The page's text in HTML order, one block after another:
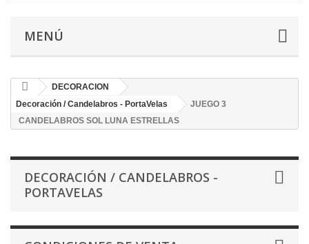
MENÚ
DECORACION
Decoración / Candelabros - PortaVelas
JUEGO 3
CANDELABROS SOL LUNA ESTRELLAS
DECORACIÓN / CANDELABROS -
PORTAVELAS